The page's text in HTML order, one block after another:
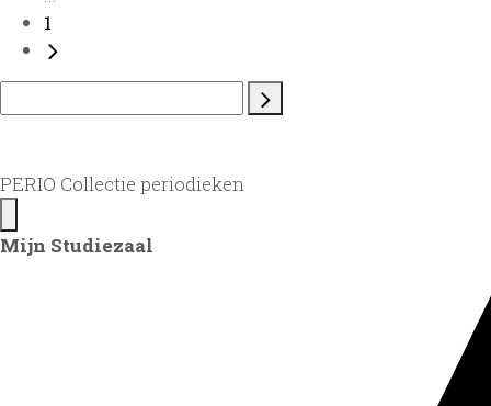
1
PERIO Collectie periodieken
Mijn Studiezaal